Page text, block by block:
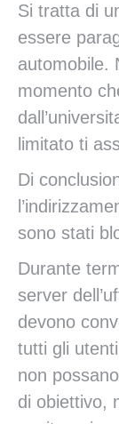
Si tratta di
essere
automobile.
momento
limitato ti
Di
sono stati
Durante
server
devono
tutti gli
non
di obiettivo,